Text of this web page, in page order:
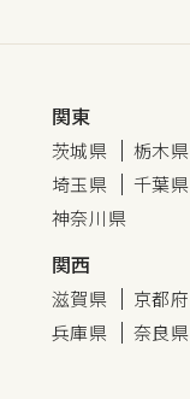
関東
茨城県 栃木県
埼玉県
千葉県
神奈川県
関西
滋賀県 京都府
兵庫県
奈良県